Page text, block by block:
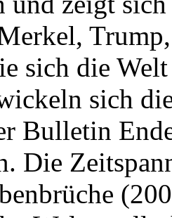
sich die
sich
Bulletin
Die